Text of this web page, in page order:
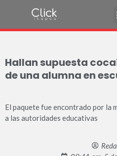
Hallan supuesta
de una alumna en
El paquete fue encontrado por la
a las autoridades educativas